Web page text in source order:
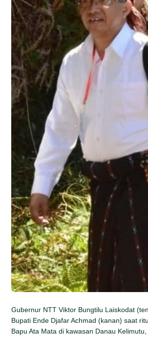
Gubernur NTT Viktor Bungtilu Laiskodat
Bupati Ende Djafar Achmad (kanan) saat
Bapu Ata Mata di kawasan Danau Kelimutu,